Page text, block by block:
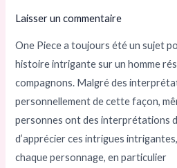
Laisser un commentaire
One Piece a toujours été un sujet
histoire intrigante sur un homme
compagnons. Malgré des
personnellement de cette façon,
personnes ont des interprétations
d’apprécier ces intrigues
chaque personnage, en particulier
BOA
HANCOCK
DANS
LE
HENTAI